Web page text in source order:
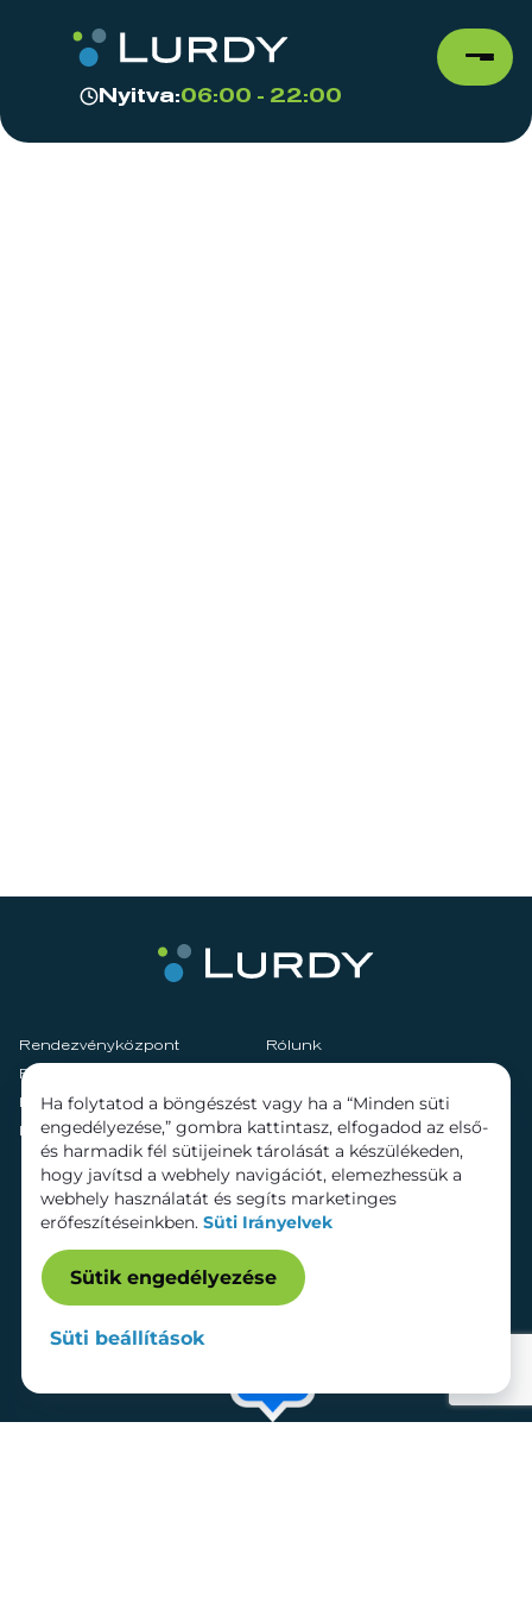
Nyitva:06:00 - 22:00
Rendezvényközpont
Rólunk
Fenntarthatóság
Hírek
Szolgáltatások
Kapcsolat
Bérelhető területek
Ha folytatod a böngészést vagy ha a “Minden süti
engedélyezése,” gombra kattintasz, elfogadod az első-
és harmadik fél sütijeinek tárolását a készülékeden,
hogy javítsd a webhely navigációt, elemezhessük a
webhely használatát és segíts marketinges
erőfeszítéseinkben. Süti Irányelvek
Sütik engedélyezése
Süti beállítások